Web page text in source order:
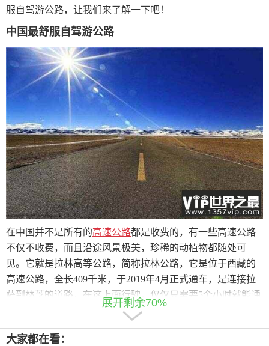
服自驾游公路，让我们来了解一下吧！
中国最舒服自驾游公路
在中国并不是所有的高速公路都是收费的，有一些高速公路
不仅不收费，而且沿途风景极美，珍稀的动植物都随处可
见。它就是拉林高等公路，简称拉林公路，它是位于西藏的
高速公路，全长409千米，于2019年4月正式通车，是连接拉
萨到林芝的道路，在这上面行驶，仅仅只需要5个小时就能通
展开剩余70%
大家都在看：